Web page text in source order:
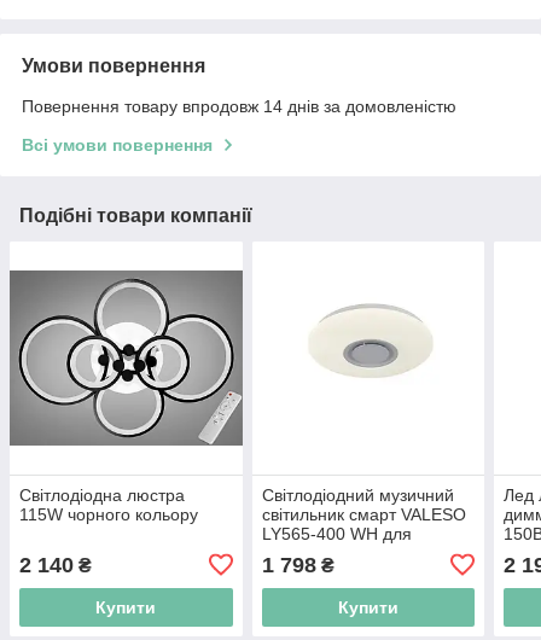
Умови повернення
Повернення товару впродовж 14 днів за домовленістю
Всі умови повернення
Подібні товари компанії
Світлодіодна люстра
115W чорного кольору
2 140 ₴
Купити
Світлодіодний музичний
світильник смарт VALESO
LY565-400 WH для
48W+5W RGB Білий
1 798₴
Купити
Лед
2